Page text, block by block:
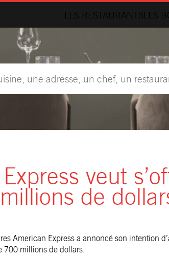
LES RESTAURANTSLES
veut
de
American Express a annoncé son intention
700 millions de dollars.